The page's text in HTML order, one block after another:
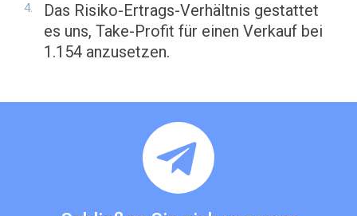
Das Risiko-Ertrags-Verhältnis gestattet
es uns, Take-Profit für einen Verkauf bei
1.154 anzusetzen.